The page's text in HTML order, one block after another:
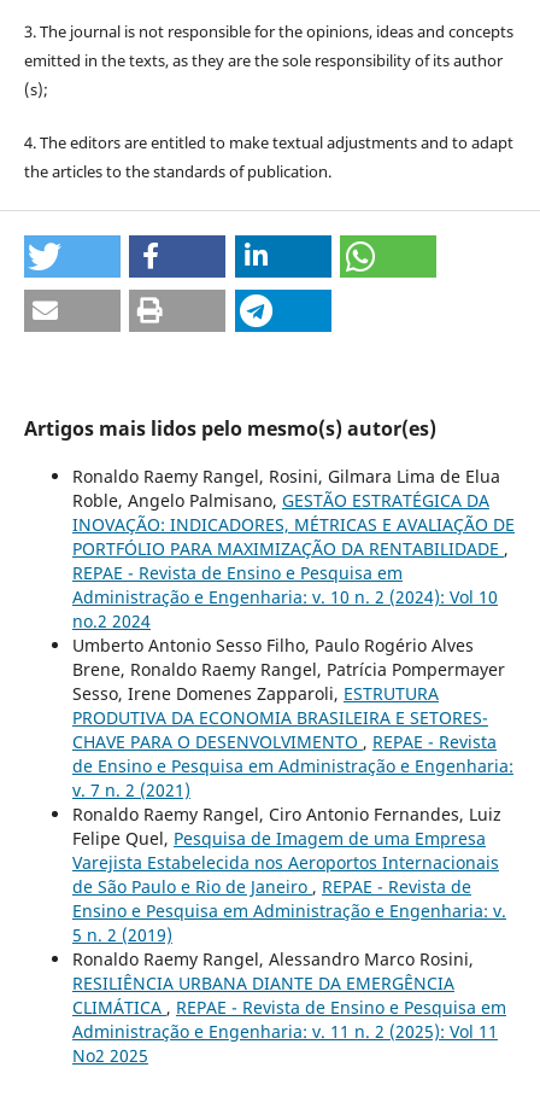
3. The journal is not responsible for the opinions, ideas and concepts
emitted in the texts, as they are the sole responsibility of its author
(s);
4. The editors are entitled to make textual adjustments and to adapt
the articles to the standards of publication.
Artigos mais lidos pelo mesmo(s) autor(es)
Ronaldo Raemy Rangel, Rosini, Gilmara Lima de Elua
Roble, Angelo Palmisano, GESTÃO ESTRATÉGICA DA
INOVAÇÃO: INDICADORES, MÉTRICAS E AVALIAÇÃO DE
PORTFÓLIO PARA MAXIMIZAÇÃO DA RENTABILIDADE ,
REPAE - Revista de Ensino e Pesquisa em
Administração e Engenharia: v. 10 n. 2 (2024): Vol 10
no.2 2024
Umberto Antonio Sesso Filho, Paulo Rogério Alves
Brene, Ronaldo Raemy Rangel, Patrícia Pompermayer
Sesso, Irene Domenes Zapparoli, ESTRUTURA
PRODUTIVA DA ECONOMIA BRASILEIRA E SETORES-
CHAVE PARA O DESENVOLVIMENTO , REPAE - Revista
de Ensino e Pesquisa em Administração e Engenharia:
v. 7 n. 2 (2021)
Ronaldo Raemy Rangel, Ciro Antonio Fernandes, Luiz
Felipe Quel, Pesquisa de Imagem de uma Empresa
Varejista Estabelecida nos Aeroportos Internacionais
de São Paulo e Rio de Janeiro , REPAE - Revista de
Ensino e Pesquisa em Administração e Engenharia: v.
5 n. 2 (2019)
Ronaldo Raemy Rangel, Alessandro Marco Rosini,
RESILIÊNCIA URBANA DIANTE DA EMERGÊNCIA
CLIMÁTICA , REPAE - Revista de Ensino e Pesquisa em
Administração e Engenharia: v. 11 n. 2 (2025): Vol 11
No2 2025